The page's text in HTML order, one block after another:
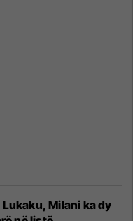
Milani ka dy